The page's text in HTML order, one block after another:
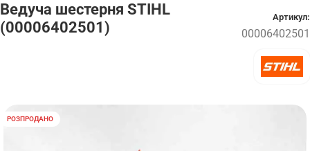
Ведуча шестерня STIHL
(00006402501)
Артикул:
00006402501
РОЗПРОДАНО